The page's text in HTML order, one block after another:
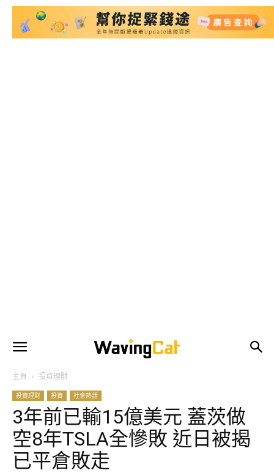
主頁 投資理財
投資理財 投資 社會熱話
3年前已輸15億美元 蓋茨做
空8年TSLA全慘敗 近日被揭
已平倉敗走